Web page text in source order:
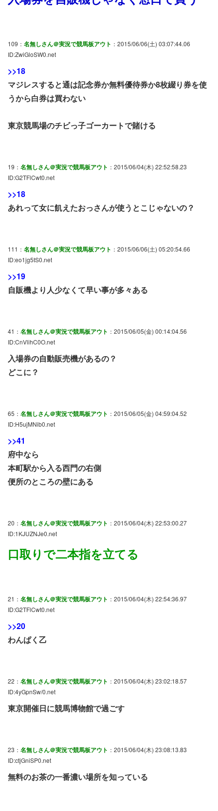
109： 名無しさん＠実況で競馬板アウト ：2015/06/06(土) 03:07:44.06
ID:ZwiGloSW0.net
>>18
マジレスすると通は記念券か無料優待券か8枚綴り券を使
うから白券は買わない
東京競馬場のチビっ子ゴーカートで賭ける
19： 名無しさん＠実況で競馬板アウト ：2015/06/04(木) 22:52:58.23
ID:G2TFlCwt0.net
>>18
あれって女に飢えたおっさんが使うとこじゃないの？
111： 名無しさん＠実況で競馬板アウト ：2015/06/06(土) 05:20:54.66
ID:eo1jg5tS0.net
>>19
自販機より人少なくて早い事が多々ある
41： 名無しさん＠実況で競馬板アウト ：2015/06/05(金) 00:14:04.56
ID:CnVlihC0O.net
入場券の自動販売機があるの？
どこに？
65： 名無しさん＠実況で競馬板アウト ：2015/06/05(金) 04:59:04.52
ID:H5ujMNib0.net
>>41
府中なら
本町駅から入る西門の右側
便所のところの壁にある
20： 名無しさん＠実況で競馬板アウト ：2015/06/04(木) 22:53:00.27
ID:1KJUZNJe0.net
口取りで二本指を立てる
21： 名無しさん＠実況で競馬板アウト ：2015/06/04(木) 22:54:36.97
ID:G2TFlCwt0.net
>>20
わんぱく乙
22： 名無しさん＠実況で競馬板アウト ：2015/06/04(木) 23:02:18.57
ID:4yGpnSw/0.net
東京開催日に競馬博物館で過ごす
23： 名無しさん＠実況で競馬板アウト ：2015/06/04(木) 23:08:13.83
ID:ctjGniSP0.net
無料のお茶の一番濃い場所を知っている